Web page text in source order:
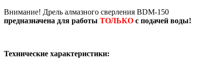
Внимание! Дрель алмазного сверления BDM-150
предназначена для работы ТОЛЬКО с подачей воды!
Технические характеристики: